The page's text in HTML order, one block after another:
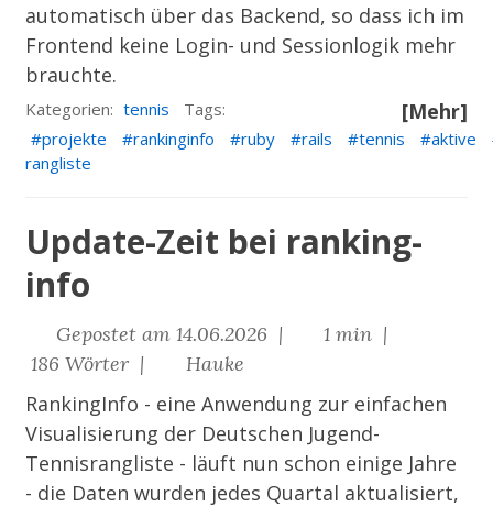
automatisch über das Backend, so dass ich im
Frontend keine Login- und Sessionlogik mehr
brauchte.
[Mehr]
Kategorien: tennis
Tags:
projekte
rankinginfo ruby rails tennis
aktive
rangliste
Update-Zeit bei ranking-
info
Gepostet am 14.06.2026 |
1 min |
186 Wörter |
Hauke
RankingInfo - eine Anwendung zur einfachen
Visualisierung der Deutschen Jugend-
Tennisrangliste - läuft nun schon einige Jahre
- die Daten wurden jedes Quartal aktualisiert,